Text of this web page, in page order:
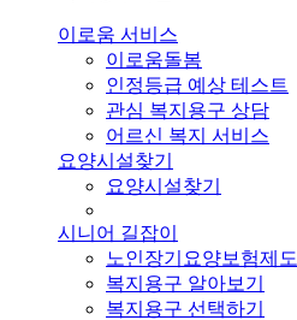
이로움 서비스
이로움돌봄
인정등급 예상 테스트
관심 복지용구 상담
어르신 복지 서비스
요양시설찾기
요양시설찾기
시니어 길잡이
노인장기요양보험제도
복지용구 알아보기
복지용구 선택하기